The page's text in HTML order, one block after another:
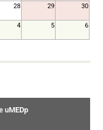
28 29 30
4 5 6
uMEDp